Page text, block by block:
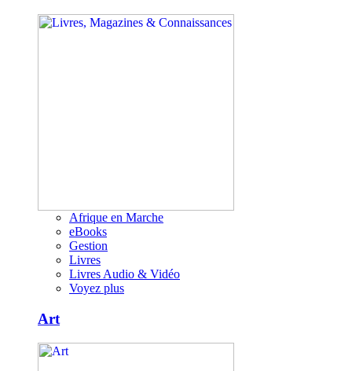
Afrique en Marche
eBooks
Gestion
Livres
Livres Audio & Vidéo
Voyez plus
Art